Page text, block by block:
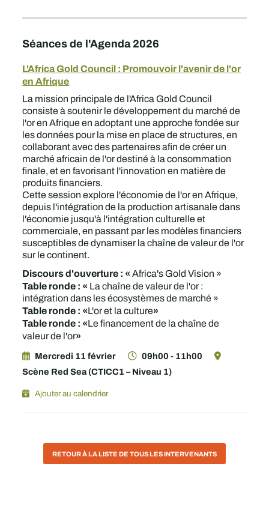
Séances de l'Agenda 2026
L'Africa Gold Council : Promouvoir l'avenir de l'or
en Afrique
La mission principale de l'Africa Gold Council
consiste à soutenir le développement du marché de
l'or en Afrique en adoptant une approche fondée sur
les données pour la mise en place de structures, en
collaborant avec des partenaires afin de créer un
marché africain de l'or destiné à la consommation
finale, et en favorisant l'innovation en matière de
produits financiers.
Cette session explore l'économie de l'or en Afrique,
depuis l'intégration de la production artisanale dans
l'économie jusqu'à l'intégration culturelle et
commerciale, en passant par les modèles financiers
susceptibles de dynamiser la chaîne de valeur de l'or
sur le continent.
Discours d'ouverture : «Africa's Gold Vision »
Table ronde : «La chaîne de valeur de l'or :
intégration dans les écosystèmes de marché »
Table ronde : «L'or et la culture»
Table ronde : «Le financement de la chaîne de
valeur de l'or»
Mercredi 11 février
09h00 - 11h00
Scène Red Sea (CTICC1 – Niveau 1)
Ajouter au calendrier
RETOUR À LA LISTE DE TOUS LES INTERVENANTS